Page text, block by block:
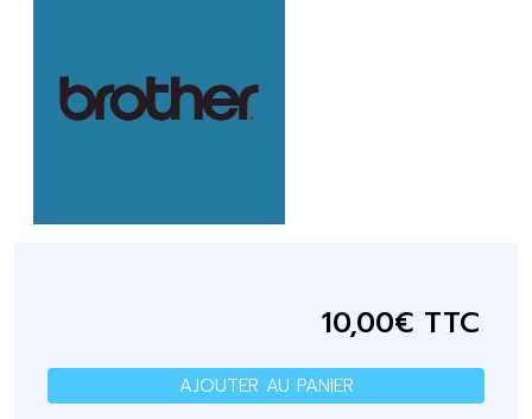
10,00€ TTC
AJOUTER AU PANIER